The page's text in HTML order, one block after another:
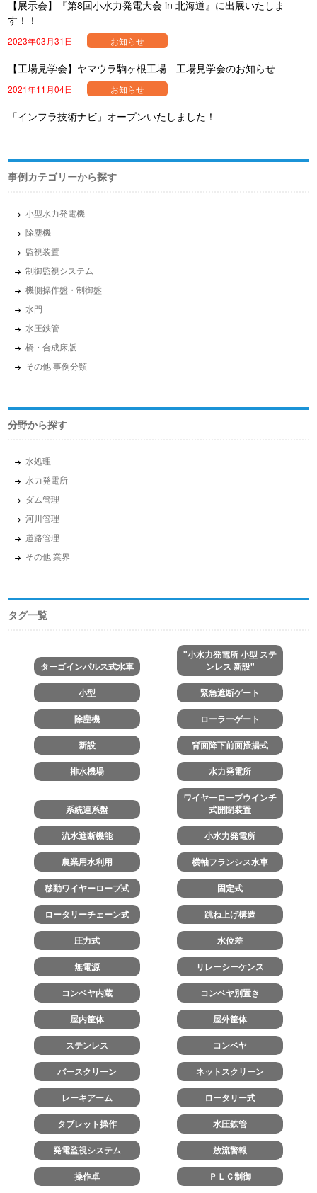
事例カテゴリーから探す
小型水力発電機
除塵機
監視装置
制御監視システム
機側操作盤・制御盤
水門
水圧鉄管
橋・合成床版
その他 事例分類
分野から探す
水処理
水力発電所
ダム管理
河川管理
道路管理
その他 業界
タグ一覧
ターゴインパルス式水車
"小水力発電所 小型 ステ
ンレス 新設"
小型 緊急遮断ゲート
除塵機 ローラーゲート
新設 背面降下前面搔揚式
排水機場 水力発電所
系統連系盤
ワイヤーロープウインチ
式開閉装置
流水遮断機能 小水力発電所
農業用水利用 横軸フランシス水車
移動ワイヤーロープ式 固定式
ロータリーチェーン式 跳ね上げ構造
圧力式 水位差
無電源 リレーシーケンス
コンベヤ内蔵 コンベヤ別置き
屋内筐体 屋外筐体
ステンレス コンベヤ
バースクリーン ネットスクリーン
レーキアーム ロータリー式
タブレット操作 水圧鉄管
発電監視システム 放流警報
操作卓 ＰＬＣ制御
【展示会】『第8回小水力発電大会 in 北海道』に出展いたしま
す！！
2023年03月31日 お知らせ
【工場見学会】ヤマウラ駒ヶ根工場 工場見学会のお知らせ
2021年11月04日 お知らせ
「インフラ技術ナビ」オープンいたしました！